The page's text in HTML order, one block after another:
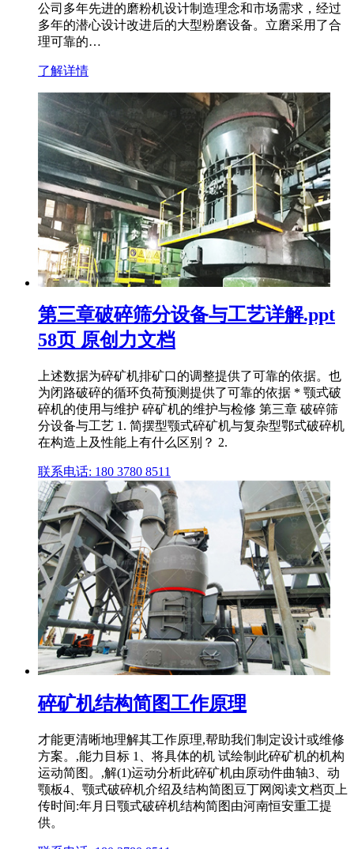
公司多年先进的磨粉机设计制造理念和市场需求，经过
多年的潜心设计改进后的大型粉磨设备。立磨采用了合
理可靠的…
了解详情
第三章破碎筛分设备与工艺详解.ppt
58页 原创力文档
上述数据为碎矿机排矿口的调整提供了可靠的依据。也
为闭路破碎的循环负荷预测提供了可靠的依据 * 颚式破
碎机的使用与维护 碎矿机的维护与检修 第三章 破碎筛
分设备与工艺 1. 简摆型颚式碎矿机与复杂型鄂式破碎机
在构造上及性能上有什么区别？ 2.
联系电话: 180 3780 8511
碎矿机结构简图工作原理
才能更清晰地理解其工作原理,帮助我们制定设计或维修
方案。,能力目标 1、将具体的机 试绘制此碎矿机的机构
运动简图。,解(1)运动分析此碎矿机由原动件曲轴3、动
颚板4、颚式破碎机介绍及结构简图豆丁网阅读文档页上
传时间:年月日颚式破碎机结构简图由河南恒安重工提
供。